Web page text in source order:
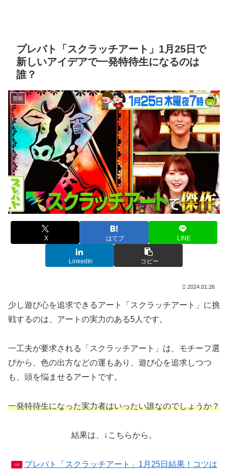
プレバト「スクラッチアート」1月25日で
新しいアイデアで一発特待生になるのは
誰？
芸能
X はてブ LINE
LinkedIn コピー
2024.01.26
少し遊び心を追求できるアート「スクラッチアート」に挑
戦するのは、アートの実力のある5人です。
一工夫が要求される「スクラッチアート」は、モチーフ選
びから、色の出方などの運もあり、遊び心を追求しつつ
も、頭を悩ませるアートです。
一発特待生になった実力者はいったい誰なのでしょうか？
結果は、↓こちらから。
⇒
プレバト「スクラッチアート」1月25日結果！コツは